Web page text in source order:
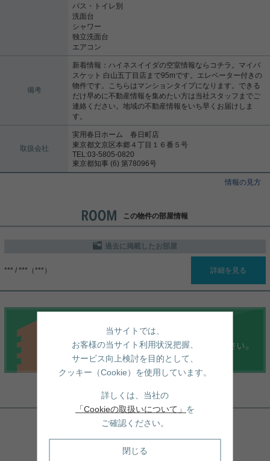
バス・トイレ別
洗面台
シャワー
独立洗面台
エアコン
備考
新着情報：ハイネスイイダの空室情報ならコチラ。マイバ
スケット 白山五丁目店まで95mです。エレベーター付きの
物件です。こちらはマンションタイプになります。できる
だけ早めに不動産情報を集めたい方は当社スタッフまでご
連絡ください。地域の不動産情報をいち早くお届けしま
す。
取扱会社
実用春日ホーム 春日町店
東京都文京区本郷４丁目１６番５号
TEL:03-5805-0820
東京都知事 (6) 第78096号
情報の見方
この物件の部屋情報
過去に掲載したお部屋
*** / ***（***） 詳細を見る
周辺地図
当サイトでは、
お客様の当サイト利用状況把握、
サービス向上検討を目的として、
クッキー（Cookie）を使用しています。
詳しくは、当社の
「Cookieの取扱いについて」 を
ご確認ください。
閉じる